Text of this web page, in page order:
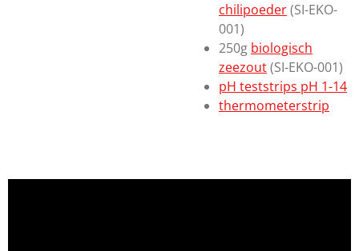
chilipoeder(SI-EKO-
001)
250g biologisch
zeezout(SI-EKO-001)
pH teststrips pH 1-14
thermometerstrip